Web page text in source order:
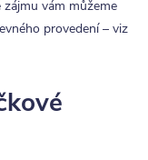
vám můžeme
provedení – viz